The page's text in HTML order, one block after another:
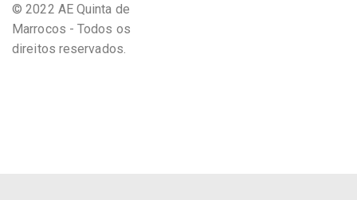
© 2022 AE Quinta de
Marrocos - Todos os
direitos reservados.